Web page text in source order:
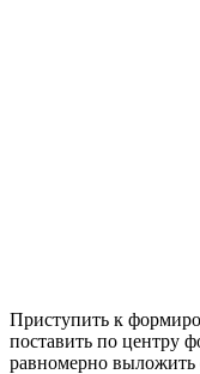
Приступить к
поставить по центру
равномерно выложить